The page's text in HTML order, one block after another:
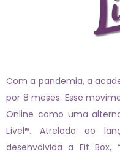
Com a pandemia, a
por 8 meses. Esse
Online como uma
Lível®. Atrelada ao
desenvolvida a Fit Box,